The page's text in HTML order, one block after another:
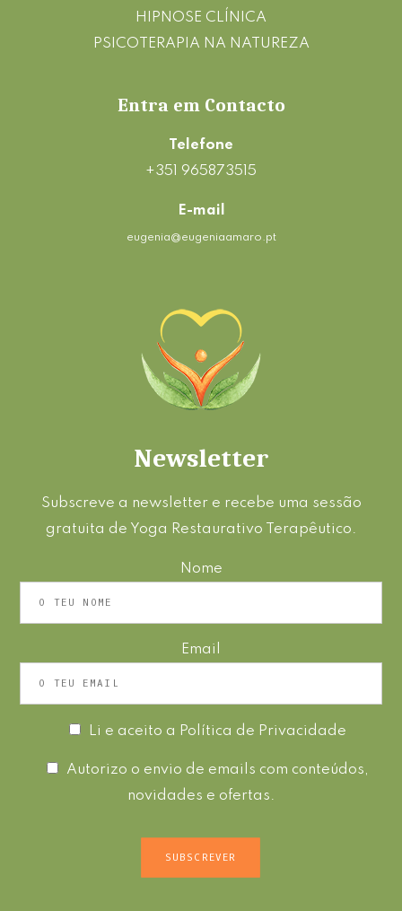
HIPNOSE CLÍNICA
PSICOTERAPIA NA NATUREZA
Entra em Contacto
Telefone
+351 965873515
E-mail
eugenia@eugeniaamaro.pt
Newsletter
Subscreve a newsletter e recebe uma sessão
gratuita de Yoga Restaurativo Terapêutico.
Nome
Email
Li e aceito a Política de Privacidade
Autorizo o envio de emails com conteúdos,
novidades e ofertas.